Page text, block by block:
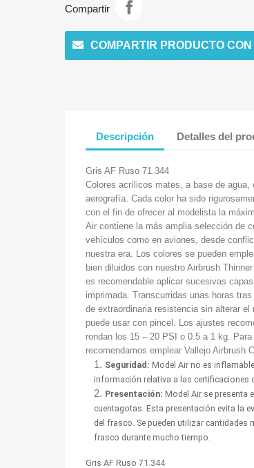
Compartir
COMPARTIR PRODUCTO
Descripción Detalles del
Gris AF Ruso 71.344
Colores acrílicos mates, a base de agua,
aerografía. Cada color ha sido
con el fin de ofrecer al modelista la
Air contiene la más amplia selección de
vehículos como en aviones, desde
nuestra era. Los colores se pueden
bien diluidos con nuestro Airbrush
es recomendable aplicar sucesivas
imprimada. Transcurridas unas horas
de extraordinaria resistencia sin alterar
puede usar con pincel. Los ajustes
rondan los 15 – 20 PSI o 0.5 a 1 kg.
recomendamos emplear Vallejo Airbrush
Seguridad: Model Air no es
información relativa a las certificaciones
Presentación: Model Air se presenta
cuentagotas. Esta presentación evita la
del frasco. Se pueden utilizar cantidades
frasco durante mucho tiempo.
Gris AF Ruso 71.344